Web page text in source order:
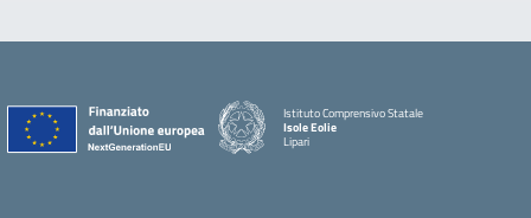
Istituto Comprensivo Statale
Isole Eolie
Lipari